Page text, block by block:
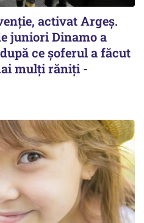
activat Argeş.
juniori Dinamo a
ce șoferul a făcut
mulți răniți -